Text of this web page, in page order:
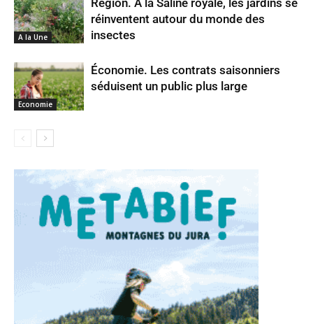
A la Une
réinventent autour du monde des
insectes
Economie
Économie. Les contrats saisonniers
séduisent un public plus large